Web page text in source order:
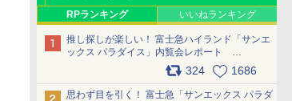
RPランキング いいねランキング
推し探しが楽しい！ 富士急ハイランド「サンエ
ックス パラダイス」内覧会レポート
324 1686
思わず目を引く！ 富士急「サンエックス パラダ